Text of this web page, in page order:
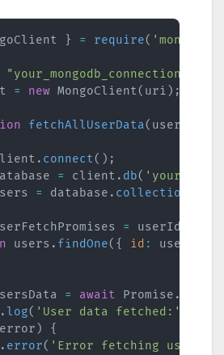
} = require( 'mongodb'
= new MongoClient( uri ) ;
fetchAllUserData( userIds
. connect( ) ;
= client . db(
= database . collection
= userIds
users . findOne( { id : userId
= await Promise .
.log( 'User data fetched:'
error )
{
. error( 'Error fetching user